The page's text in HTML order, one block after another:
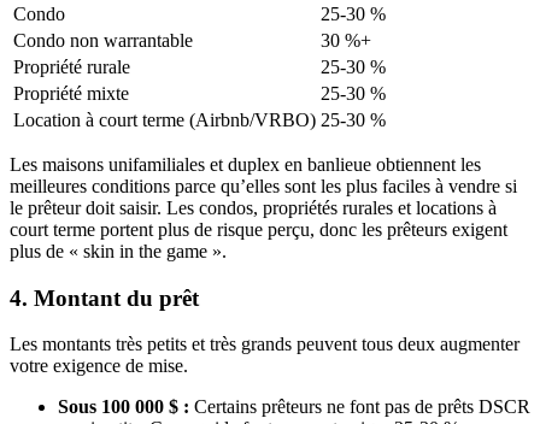
Condo
25-30 %
Condo non warrantable
30 %+
Propriété rurale
25-30 %
Propriété mixte
25-30 %
Location à court terme (Airbnb/VRBO) 25-30 %
Les maisons unifamiliales et duplex en banlieue obtiennent les
meilleures conditions parce qu’elles sont les plus faciles à vendre si
le prêteur doit saisir. Les condos, propriétés rurales et locations à
court terme portent plus de risque perçu, donc les prêteurs exigent
plus de « skin in the game ».
4. Montant du prêt
Les montants très petits et très grands peuvent tous deux augmenter
votre exigence de mise.
Sous 100 000 $ : Certains prêteurs ne font pas de prêts DSCR